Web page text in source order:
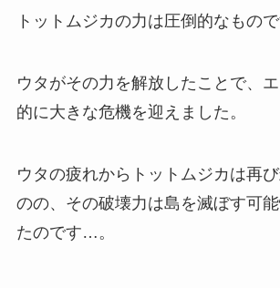
トットムジカの力は圧倒的なもので
ウタがその力を解放したことで、
的に大きな危機を迎えました。
ウタの疲れからトットムジカは再
のの、その破壊力は島を滅ぼす可
たのです…。